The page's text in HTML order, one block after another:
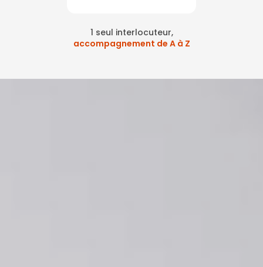
1 seul interlocuteur,
accompagnement de A à Z